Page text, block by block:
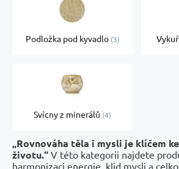
„Rovnováha těla i mysli je klíčem
životu.“ V této kategorii najdete
harmonizaci energie, klid mysli a
Podložka pod kyvadlo 3
Svícny z minerálů 4